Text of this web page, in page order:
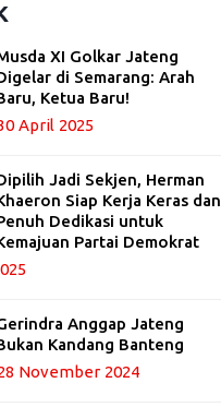
XI Golkar Jateng
di Semarang: Arah
Ketua Baru!
April 2025
Jadi Sekjen, Herman
Siap Kerja Keras dan
Dedikasi untuk
Partai Demokrat
Anggap Jateng
Kandang Banteng
November 2024